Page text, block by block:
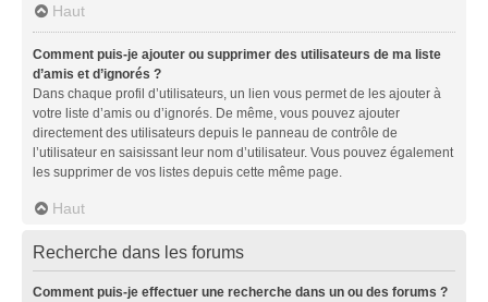
Haut
Comment puis-je ajouter ou supprimer des utilisateurs de ma liste
d’amis et d’ignorés ?
Dans chaque profil d’utilisateurs, un lien vous permet de les ajouter à
votre liste d’amis ou d’ignorés. De même, vous pouvez ajouter
directement des utilisateurs depuis le panneau de contrôle de
l’utilisateur en saisissant leur nom d’utilisateur. Vous pouvez également
les supprimer de vos listes depuis cette même page.
Haut
Recherche dans les forums
Comment puis-je effectuer une recherche dans un ou des forums ?